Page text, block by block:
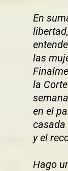
En
las
la
en el
casada
y el
Hago